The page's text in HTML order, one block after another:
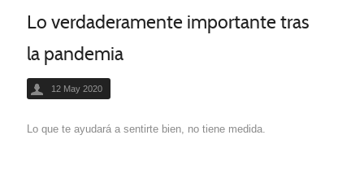
Lo verdaderamente importante tras
la pandemia
12 May 2020
Lo que te ayudará a sentirte bien, no tiene medida.